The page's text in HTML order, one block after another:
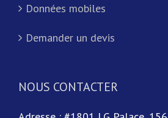
Données mobiles
Demander un devis
NOUS CONTACTER